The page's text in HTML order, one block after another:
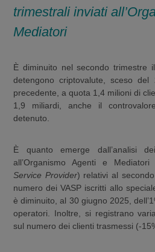
trimestrali inviati
Mediatori
È diminuito nel secondo trimestre
detengono criptovalute, sceso
precedente, a quota 1,4 milioni di
1,9 miliardi, anche il
detenuto.
È quanto emerge dall’analisi
all’Organismo Agenti e
Service Provider) relativi al
numero dei VASP iscritti allo
è diminuito, al 30 giugno 2025,
operatori. Inoltre, si registrano
sul numero dei clienti trasmessi (-